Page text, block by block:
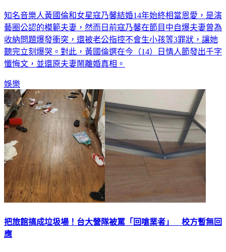
知名音樂人黃國倫和女星寇乃馨結婚14年始終相當恩愛，是演
藝圈公認的模範夫妻，然而日前寇乃馨在節目中自爆夫妻曾為
收納問題爆發衝突，還被老公指控不會生小孩等3罪狀，讓她
聽完立刻爆哭。對此，黃國倫選在今（14）日情人節發出千字
懺悔文，並還原夫妻鬧離婚真相。
娛樂
把旅館搞成垃圾場！台大營隊被罵「回嗆業者」 校方暫無回
應